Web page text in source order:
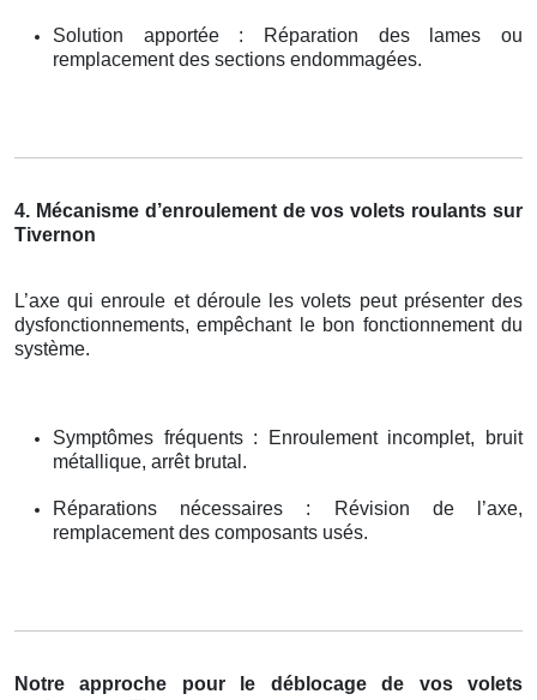
Solution apportée : Réparation des lames ou
remplacement des sections endommagées.
4. Mécanisme d’enroulement de vos volets roulants sur
Tivernon
L’axe qui enroule et déroule les volets peut présenter des
dysfonctionnements, empêchant le bon fonctionnement du
système.
Symptômes fréquents : Enroulement incomplet, bruit
métallique, arrêt brutal.
Réparations nécessaires : Révision de l’axe,
remplacement des composants usés.
Notre approche pour le déblocage de vos volets